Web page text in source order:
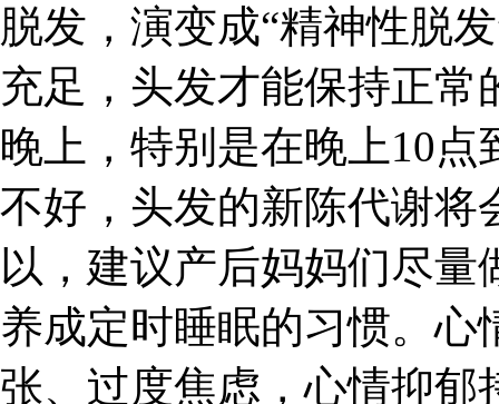
脱发，演变成“精神性脱
充足，头发才能保持正
晚上，特别是在晚上10
不好，头发的新陈代谢将
以，建议产后妈妈们尽
养成定时睡眠的习惯。
张、过度焦虑，心情抑郁